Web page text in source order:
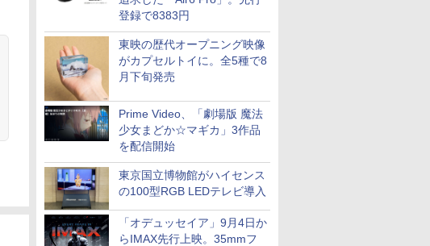
登録で8383円
東映の歴代オープニング映像
がカプセルトイに。全5種で8
月下旬発売
Prime Video、「劇場版 魔法
少女まどか☆マギカ」3作品
を配信開始
東京国立博物館がハイセンス
の100型RGB LEDテレビ導入
「オデュッセイア」9月4日か
らIMAX先行上映。35mmフ